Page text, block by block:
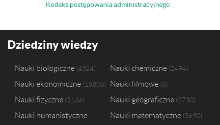
Kodeks postępowania administracyjnego
Dziedziny wiedzy
Nauki biologiczne 4524 Nauki chemiczne 2494
Nauki ekonomiczne 16806 Nauki filmowe 6
Nauki fizyczne 3146 Nauki geograficzne 2730
Nauki humanistyczne Nauki matematyczne 5690